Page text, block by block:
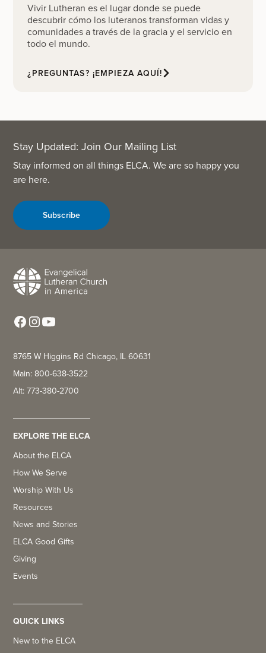
Vivir Lutheran es el lugar donde se puede
descubrir cómo los luteranos transforman vidas y
comunidades a través de la gracia y el servicio en
todo el mundo.
¿PREGUNTAS? ¡EMPIEZA AQUÍ!
Stay Updated: Join Our Mailing List
Stay informed on all things ELCA. We are so happy you
are here.
Subscribe
8765 W Higgins Rd Chicago, IL 60631
Main: 800-638-3522
Alt: 773-380-2700
EXPLORE THE ELCA
About the ELCA
How We Serve
Worship With Us
Resources
News and Stories
ELCA Good Gifts
Giving
Events
QUICK LINKS
New to the ELCA